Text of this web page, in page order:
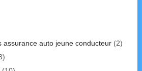
assurance auto jeune conducteur(2)